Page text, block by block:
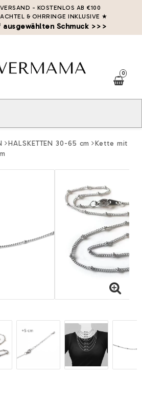
- KOSTENLOS AB €100
& OHRRINGE INKLUSIVE ★
ausgewählten Schmuck >>>
0
HALSKETTEN 30-65 cm
Kette mit